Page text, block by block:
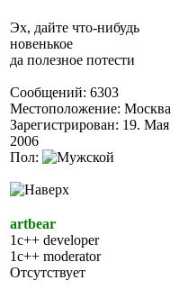
Эх, дайте что-нибудь
новенькое
да полезное потести
Сообщений: 6303
Местоположение: Москва
Зарегистрирован: 19. Мая
2006
Пол:
artbear
1c++ developer
1c++ moderator
Отсутствует